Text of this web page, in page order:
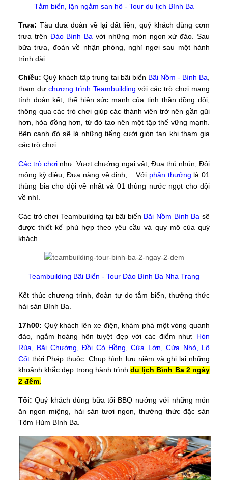
Tắm biển, lặn ngắm san hô - Tour du lịch Bình Ba
Trưa: Tàu đưa đoàn về lại đất liền, quý khách dùng cơm
trưa trên Đảo Bình Ba với những món ngon xứ đảo. Sau
bữa trưa, đoàn về nhận phòng, nghỉ ngơi sau một hành
trình dài.
Chiều: Quý khách tập trung tại bãi biển Bãi Nồm - Bình Ba
tham dự chương trình Teambuilding với các trò chơi mang
tính đoàn kết, thể hiện sức mạnh của tinh thần đồng đội,
thông qua các trò chơi giúp các thành viên trở nên gần gũi
hơn, hòa đồng hơn, từ đó tao nên một tập thể vững mạnh.
Bên cạnh đó sẽ là những tiếng cười giòn tan khi tham gia
các trò chơi.
Các trò chơi như: Vượt chướng ngại vật, Đua thú nhún, Đôi
mông kỳ diệu, Đưa nàng về dinh,... Với phần thưởng là 01
thùng bia cho đội về nhất và 01 thùng nước ngọt cho đội
về nhì.
Các trò chơi Teambuilding tại bãi biển Bãi Nồm Bình Basẽ
được thiết kế phù hợp theo yêu cầu và quy mô của quý
khách.
Teambuilding Bãi Biển - Tour Đảo Bình Ba Nha Trang
Kết thúc chương trình, đoàn tự do tắm biển, thưởng thức
hải sản Bình Ba.
17h00: Quý khách lên xe điện, khám phá một vòng quanh
đảo, ngắm hoàng hôn tuyệt đẹp với các điểm như: Hòn
Rùa, Bãi Chướng, Đồi Cỏ Hồng, Cửa Lớn, Cửa Nhỏ, Lô
Cốt thời Pháp thuộc. Chụp hình lưu niệm và ghi lại những
khoảnh khắc đẹp trong hành trìnhdu lịch Bình Ba 2 ngày
2 đêm.
Tối: Quý khách dùng bữa tối BBQ nướng với những món
ăn ngon miệng, hải sản tươi ngon, thưởng thức đặc sản
Tôm Hùm Bình Ba.